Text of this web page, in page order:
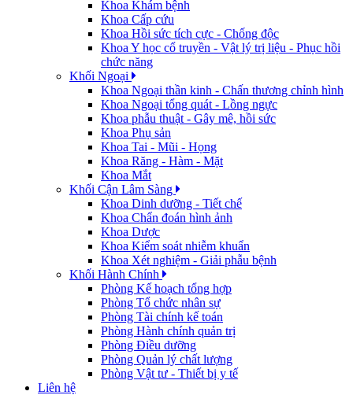
Khoa Khám bệnh
Khoa Cấp cứu
Khoa Hồi sức tích cực - Chống độc
Khoa Y học cổ truyền - Vật lý trị liệu - Phục hồi
chức năng
Khối Ngoại
Khoa Ngoại thần kinh - Chấn thương chỉnh hình
Khoa Ngoại tổng quát - Lồng ngực
Khoa phẫu thuật - Gây mê, hồi sức
Khoa Phụ sản
Khoa Tai - Mũi - Họng
Khoa Răng - Hàm - Mặt
Khoa Mắt
Khối Cận Lâm Sàng
Khoa Dinh dưỡng - Tiết chế
Khoa Chẩn đoán hình ảnh
Khoa Dược
Khoa Kiểm soát nhiễm khuẩn
Khoa Xét nghiệm - Giải phẫu bệnh
Khối Hành Chính
Phòng Kế hoạch tổng hợp
Phòng Tổ chức nhân sự
Phòng Tài chính kế toán
Phòng Hành chính quản trị
Phòng Điều dưỡng
Phòng Quản lý chất lượng
Phòng Vật tư - Thiết bị y tế
Liên hệ